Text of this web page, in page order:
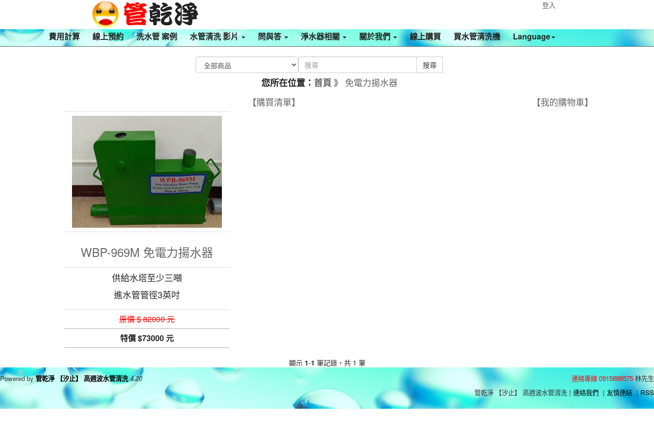
登入
費用計算 線上預約 洗水管 案例 水管清洗 影片 問與答 淨水器相關 關於我們 線上購買 買水管清洗機 Language
您所在位置： 首頁》 免電力揚水器
【購買清單】
【我的購物車】
WBP-969M 免電力揚水器
供給水塔至少三噸
進水管管徑3英吋
原價 $ 82000 元
特價 $73000 元
顯示 1-1 筆記錄，共 1 筆
連絡專線 0915888575 林先生
管乾淨 【汐止】 高週波水管清洗 | 連絡我們 | 友情連結 | RSS
Powered by管乾淨 【汐止】 高週波水管清洗 4.20